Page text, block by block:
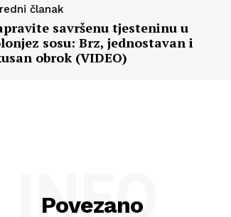
članak
savršenu tjesteninu u
sosu: Brz, jednostavan i
obrok (VIDEO)
Povezano
INFO